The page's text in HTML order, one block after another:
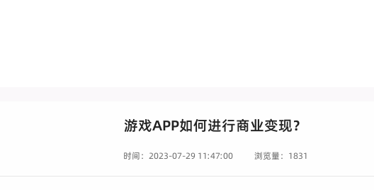
游戏APP如何进行商业变现？
时间：2023-07-29 11:47:00 浏览量：1831